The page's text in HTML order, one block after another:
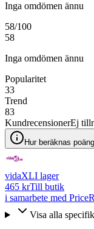
Inga omdömen ännu
58/100
58
Inga omdömen ännu
Popularitet
33
Trend
83
KundrecensionerEj
Hur beräknas
vidaXLI lager
465 krTill butik
i samarbete med
Visa alla